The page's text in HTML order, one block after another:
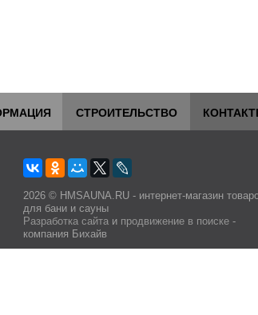
СТРОИТЕЛЬСТВО
2026 © HMSAUNA.RU - интернет-магазин
для бани и сауны
Разработка сайта и продвижение в поиске -
компания Бихайв